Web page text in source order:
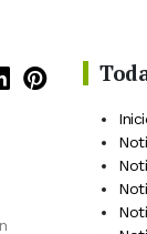
Instagram
en Xen TikTok
de
Minuto30